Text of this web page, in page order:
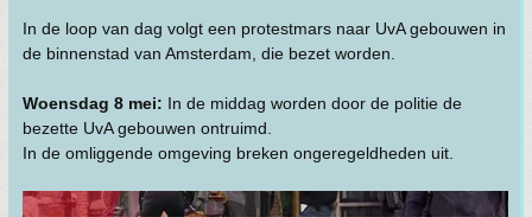
In de loop van dag volgt een protestmars naar UvA gebouwen in
de binnenstad van Amsterdam, die bezet worden.
Woensdag 8 mei: In de middag worden door de politie de
bezette UvA gebouwen ontruimd.
In de omliggende omgeving breken ongeregeldheden uit.